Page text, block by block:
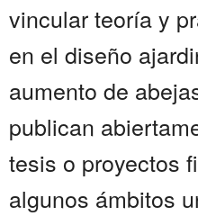
vincular teoría y
en el diseño
aumento de
publican
tesis o proyectos
algunos ámbitos